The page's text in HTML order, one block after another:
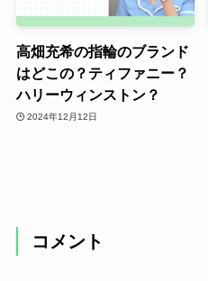
高畑充希の指輪のブランド
はどこの？ティファニー？
ハリーウィンストン？
2024年12月12日
コメント